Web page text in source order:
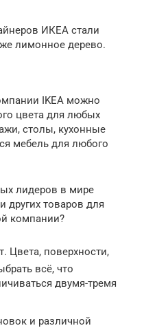
ИКЕА стали
лимонное дерево.
IKEA можно
цвета для любых
столы, кухонные
мебель для любого
лидеров в мире
других товаров для
компании?
Цвета, поверхности,
всё, что
двумя-тремя
и различной